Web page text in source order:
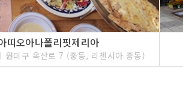
띠오아나폴리핏제리아
원미구 옥산로 7 (중동, 리첸시아 중동)